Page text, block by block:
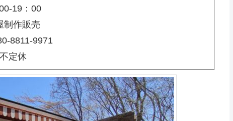
19：00
制作販売
8811-9971
不定休